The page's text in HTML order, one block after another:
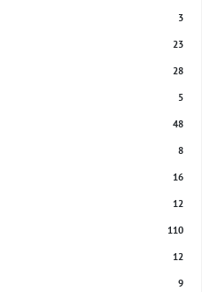
3
23
28
5
48
8
16
12
110
12
9